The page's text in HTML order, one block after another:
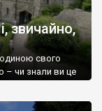
звичайно,
свого
– чи знали ви це